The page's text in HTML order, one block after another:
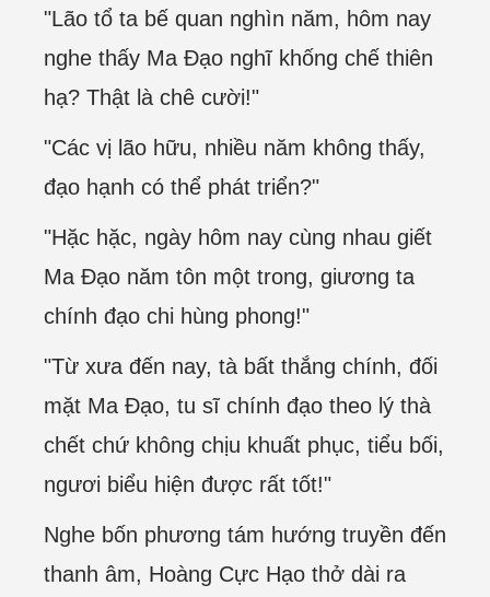
"Lão tổ ta bế quan nghìn năm, hôm nay
nghe thấy Ma Đạo nghĩ khống chế thiên
hạ? Thật là chê cười!"
"Các vị lão hữu, nhiều năm không thấy,
đạo hạnh có thể phát triển?"
"Hặc hặc, ngày hôm nay cùng nhau giết
Ma Đạo năm tôn một trong, giương ta
chính đạo chi hùng phong!"
"Từ xưa đến nay, tà bất thắng chính, đối
mặt Ma Đạo, tu sĩ chính đạo theo lý thà
chết chứ không chịu khuất phục, tiểu bối,
ngươi biểu hiện được rất tốt!"
Nghe bốn phương tám hướng truyền đến
thanh âm, Hoàng Cực Hạo thở dài ra